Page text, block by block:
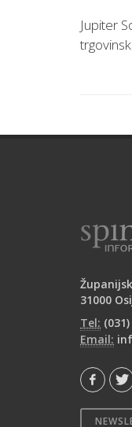
Jupiter
31000
Tel:
Email: